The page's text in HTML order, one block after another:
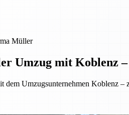
Müller
Umzug mit Koblenz
dem Umzugsunternehmen Koblenz